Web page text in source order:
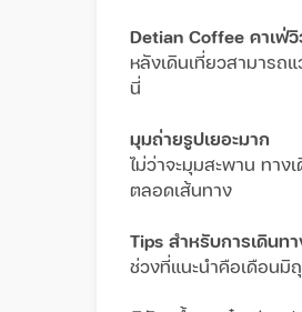
Detian Coffee คาเฟ่
หลังเดินเที่ยวสามารถ
นี่
มุมถ่ายรูปเยอะมาก
ไม่ว่าจะมุมสะพาน ทา
Tips สำหรับการเดินท
ช่วงที่แนะนำคือเดือนมิ